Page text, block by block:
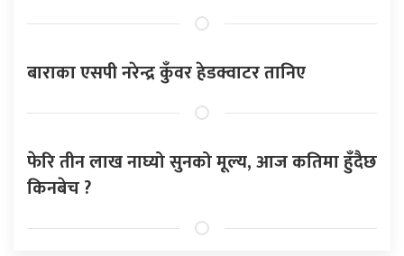
बाराका एसपी नरेन्द्र कुँवर हेडक्वाटर तानिए
फेरि तीन लाख नाघ्यो सुनको मूल्य, आज कतिमा हुँदैछ
किनबेच ?